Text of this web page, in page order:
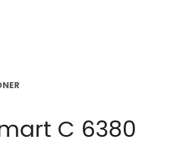
C 6380